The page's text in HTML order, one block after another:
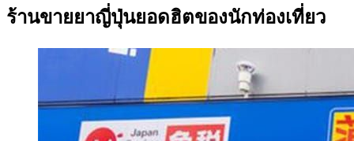
ร้านขายยาญี่ปุ่นยอดฮิตของนักท่องเที่ยว